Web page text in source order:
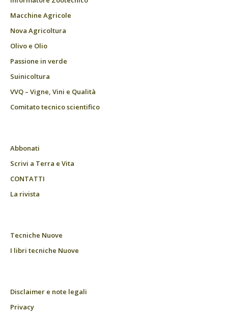
Macchine Agricole
Nova Agricoltura
Olivo e Olio
Passione in verde
Suinicoltura
VVQ – Vigne, Vini e Qualità
Comitato tecnico scientifico
Abbonati
Scrivi a Terra e Vita
CONTATTI
La rivista
Tecniche Nuove
I libri tecniche Nuove
Disclaimer e note legali
Privacy